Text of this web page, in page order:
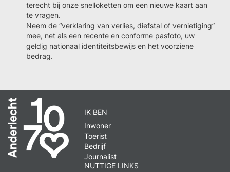
terecht bij onze snelloketten om een nieuwe kaart aan
te vragen.
Neem de “verklaring van verlies, diefstal of vernietiging”
mee, net als een recente en conforme pasfoto, uw
geldig nationaal identiteitsbewijs en het voorziene
bedrag.
IK BEN
Inwoner
Toerist
Bedrijf
Journalist
NUTTIGE LINKS